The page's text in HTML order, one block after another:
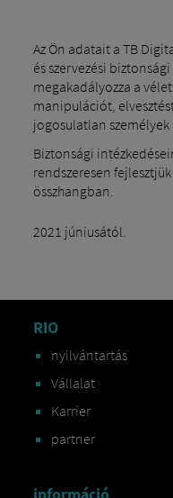
Az Ön adatait a TB
és szervezési
megakadályozza a
manipulációt,
jogosulatlan személyek
Biztonsági
rendszeresen
összhangban.
2021 júniusától.
RIO
nyilvántartás
Vállalat
Karrier
partner
információ